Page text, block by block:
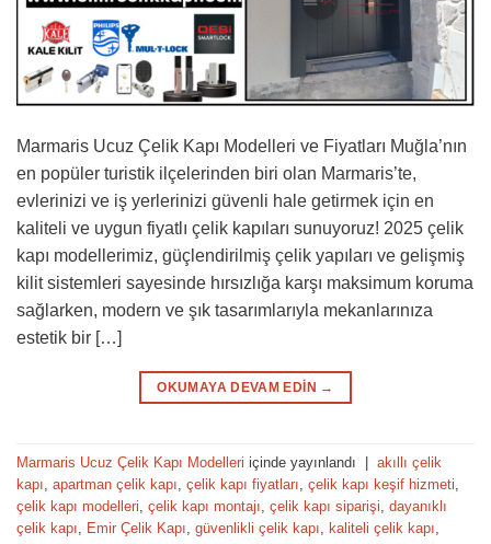
Marmaris Ucuz Çelik Kapı Modelleri ve Fiyatları Muğla’nın
en popüler turistik ilçelerinden biri olan Marmaris’te,
evlerinizi ve iş yerlerinizi güvenli hale getirmek için en
kaliteli ve uygun fiyatlı çelik kapıları sunuyoruz! 2025 çelik
kapı modellerimiz, güçlendirilmiş çelik yapıları ve gelişmiş
kilit sistemleri sayesinde hırsızlığa karşı maksimum koruma
sağlarken, modern ve şık tasarımlarıyla mekanlarınıza
estetik bir […]
OKUMAYA DEVAM EDIN →
Marmaris Ucuz Çelik Kapı Modelleri içinde yayınlandı | akıllı çelik
kapı apartman çelik kapı çelik kapı fiyatları çelik kapı keşif hizmeti
çelik kapı modelleri çelik kapı montajı çelik kapı siparişi dayanıklı
çelik kapı
Emir Çelik Kapı güvenlikli çelik kapı kaliteli çelik kapı